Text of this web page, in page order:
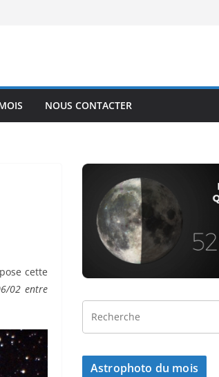
NOUS CONTACTER
cette
02 entre
Astrophoto du mois